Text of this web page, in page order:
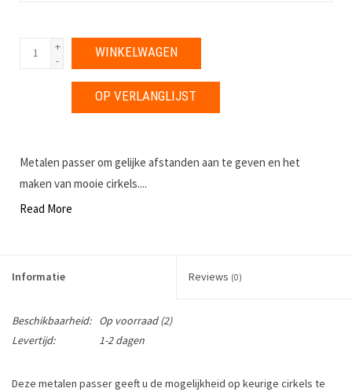
+
-
WINKELWAGEN
OP VERLANGLIJST
Metalen passer om gelijke afstanden aan te geven en het
maken van mooie cirkels....
Read More
Informatie Reviews (0)
Beschikbaarheid: Op voorraad(2)
Levertijd:
1-2 dagen
Deze metalen passer geeft u de mogelijkheid op keurige cirkels te